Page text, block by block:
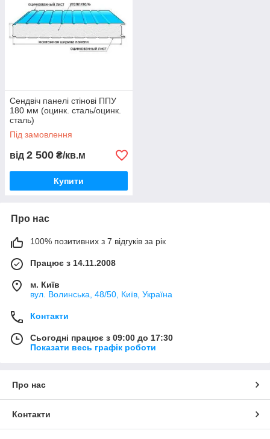
Сендвіч панелі стінові ППУ
180 мм (оцинк. сталь/оцинк.
сталь)
Під замовлення
від 2 500 ₴/кв.м
Купити
Про нас
100% позитивних з 7 відгуків за рік
Працює з 14.11.2008
м. Київ
вул. Bолинська, 48/50, Київ, Україна
Контакти
Сьогодні працює з 09:00 до 17:30
Показати весь графік роботи
Про нас
Контакти